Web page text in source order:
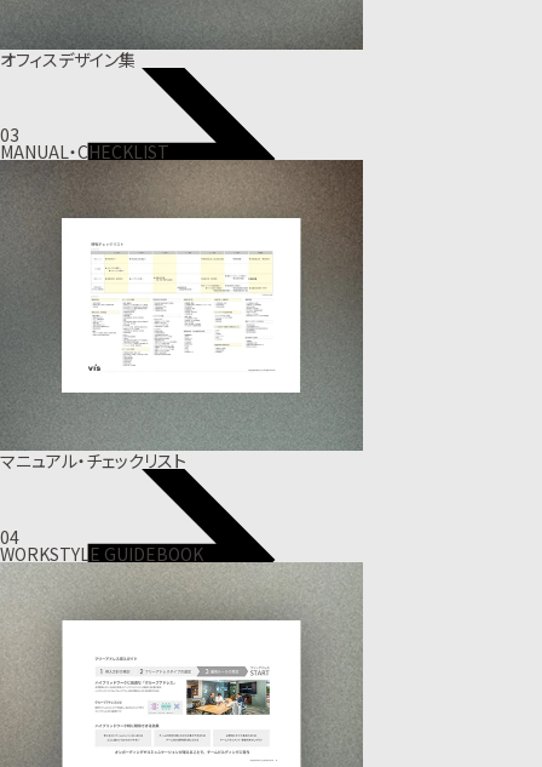
オフィスデザイン集
03
MANUAL・CHECKLIST
マニュアル・チェックリスト
04
WORKSTYLE GUIDEBOOK